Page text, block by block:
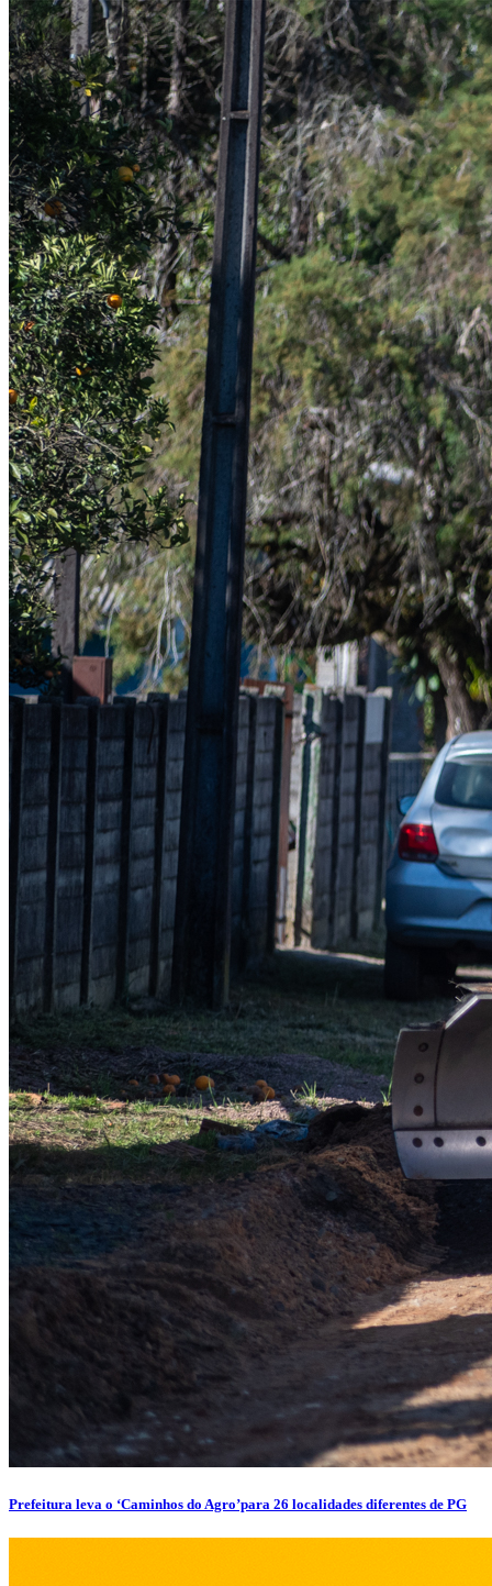
Prefeitura leva o ‘Caminhos do Agro’para 26 localidades diferentes de PG